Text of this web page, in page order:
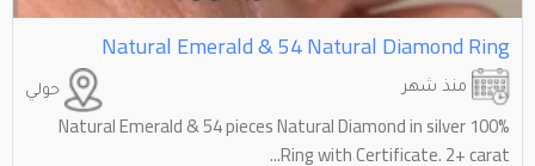
Natural Emerald & 54 Natural Diamond Ring
حولي منذ شهر
100% Natural Emerald & 54 pieces Natural Diamond in silver
Ring with Certificate. 2+ carat...